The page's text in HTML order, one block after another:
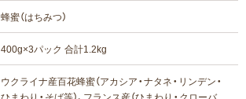
蜂蜜（はちみつ）
400g×3パック 合計1.2kg
ウクライナ産百花蜂蜜（アカシア・ナタネ・リンデン・